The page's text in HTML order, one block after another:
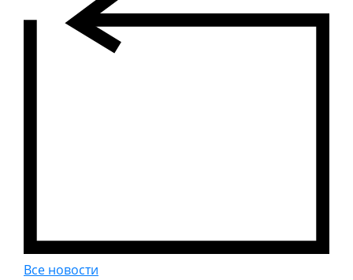
Все новости